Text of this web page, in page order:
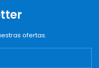
ofertas.